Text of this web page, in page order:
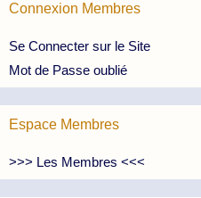
Connexion Membres
Se Connecter sur le Site
Mot de Passe oublié
Espace Membres
>>> Les Membres <<<